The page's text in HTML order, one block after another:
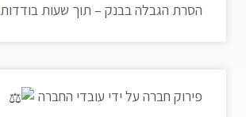
הסרת הגבלה בבנק – תוך שעות בודדות
פירוק חברה על ידי עובדי החברה